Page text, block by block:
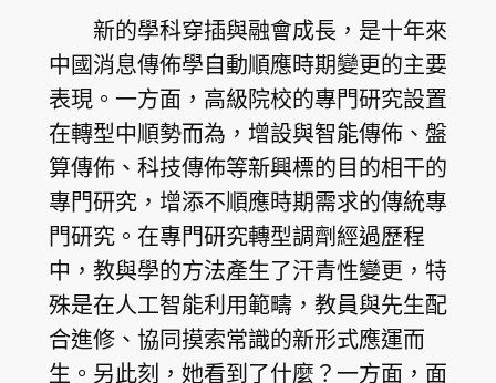
新的學科穿插與融會成長，是十年來
中國消息傳佈學自動順應時期變更的主要
表現。一方面，高級院校的專門研究設置
在轉型中順勢而為，增設與智能傳佈、盤
算傳佈、科技傳佈等新興標的目的相干的
專門研究，增添不順應時期需求的傳統專
門研究。在專門研究轉型調劑經過歷程
中，教與學的方法產生了汗青性變更，特
殊是在人工智能利用範疇，教員與先生配
合進修、協同摸索常識的新形式應運而
生。另此刻，她看到了什麼？一方面，面